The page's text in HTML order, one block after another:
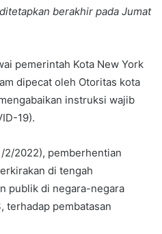
berakhir pada Jumat
pemerintah Kota New York
dipecat oleh Otoritas kota
instruksi wajib
19).
2/2022), pemberhentian
di tengah
publik di negara-negara
terhadap pembatasan